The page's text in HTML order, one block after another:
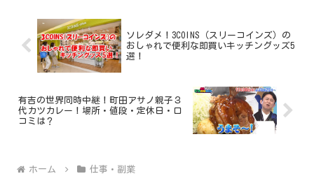
ソレダメ！3COINS（スリーコインズ）の
おしゃれで便利な即買いキッチングッズ5
選！
有吉の世界同時中継！町田アサノ親子３
代カツカレー！場所・値段・定休日・口
コミは？
ホーム 仕事・副業